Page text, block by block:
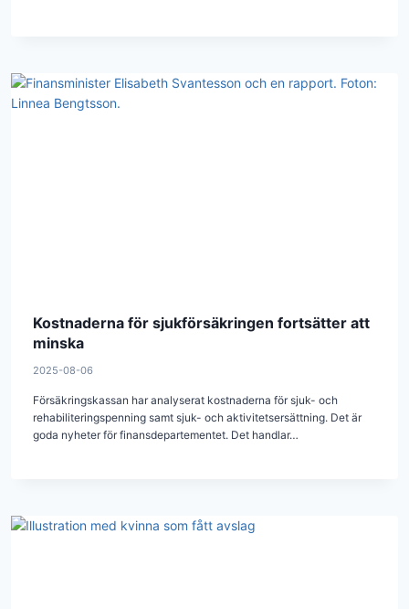
Kostnaderna för sjukförsäkringen fortsätter att
minska
2025-08-06
Försäkringskassan har analyserat kostnaderna för sjuk- och
rehabiliteringspenning samt sjuk- och aktivitetsersättning. Det är
goda nyheter för finansdepartementet. Det handlar…